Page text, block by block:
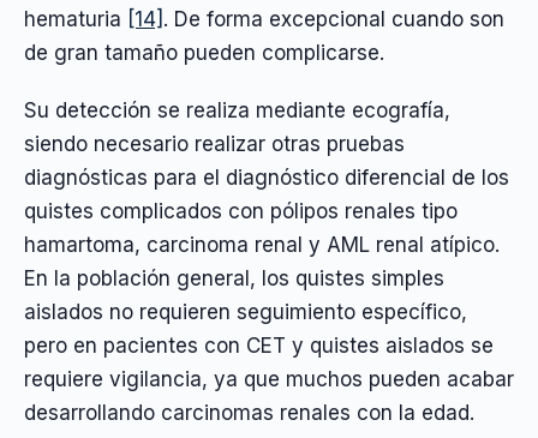
hematuria [14] . De forma excepcional cuando son
de gran tamaño pueden complicarse.
Su detección se realiza mediante ecografía,
siendo necesario realizar otras pruebas
diagnósticas para el diagnóstico diferencial de los
quistes complicados con pólipos renales tipo
hamartoma, carcinoma renal y AML renal atípico.
En la población general, los quistes simples
aislados no requieren seguimiento específico,
pero en pacientes con CET y quistes aislados se
requiere vigilancia, ya que muchos pueden acabar
desarrollando carcinomas renales con la edad.